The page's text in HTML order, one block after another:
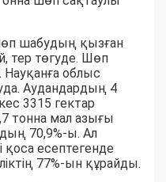
шабудың қызған
тер төгуде. Шөп
облыс
Аудандардың 4
3315 гектар
тонна мал азығы
70,9%-ы. Ал
есептегенде
77%-ын құрайды.